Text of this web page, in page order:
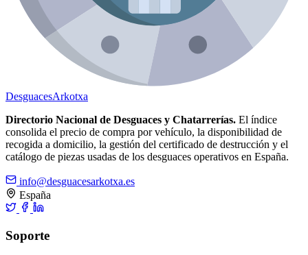
DesguacesArkotxa
Directorio Nacional de Desguaces y Chatarrerías. El índice
consolida el precio de compra por vehículo, la disponibilidad de
recogida a domicilio, la gestión del certificado de destrucción y el
catálogo de piezas usadas de los desguaces operativos en España.
info@desguacesarkotxa.es
España
Soporte